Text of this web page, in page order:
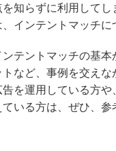
を知らずに利用して
インテントマッチ
テントマッチの基
など、事例を交えな
告を運用している方
いる方は、ぜひ、参